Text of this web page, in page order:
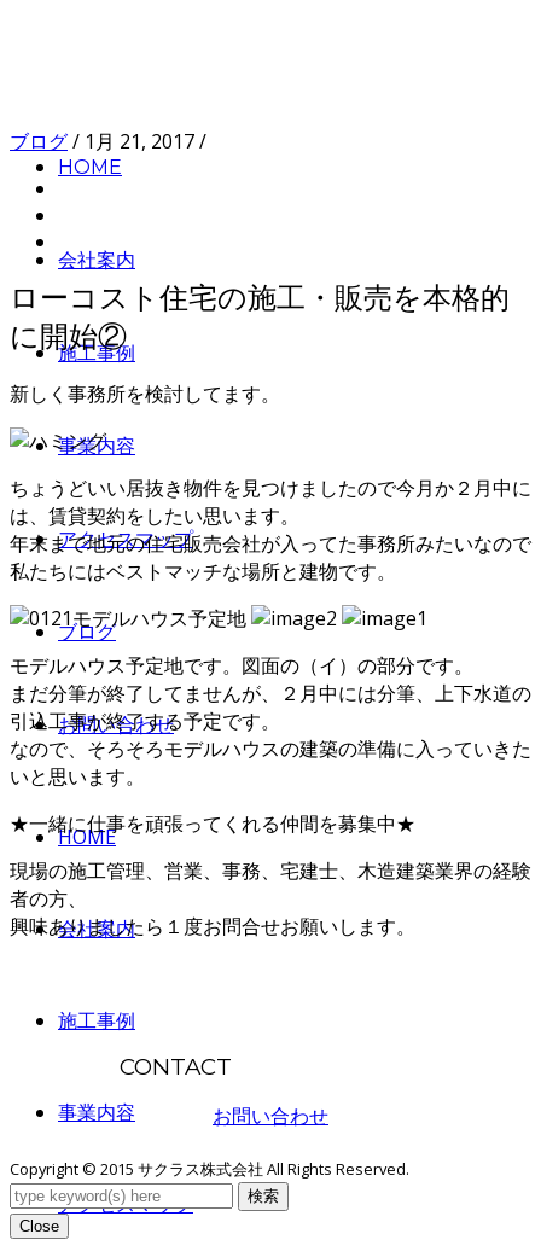
HOME
会社案内
施工事例
事業内容
アクセスマップ
ブログ
お問い合わせ
HOME
会社案内
施工事例
事業内容
アクセスマップ
ブログ/ 1月 21, 2017/
ローコスト住宅の施工・販売を本格的
に開始②
新しく事務所を検討してます。
ちょうどいい居抜き物件を見つけましたので今月か２月中に
は、賃貸契約をしたい思います。
年末まで地元の住宅販売会社が入ってた事務所みたいなので
私たちにはベストマッチな場所と建物です。
モデルハウス予定地です。図面の（イ）の部分です。
まだ分筆が終了してませんが、２月中には分筆、上下水道の
引込工事が終了する予定です。
なので、そろそろモデルハウスの建築の準備に入っていきた
いと思います。
★一緒に仕事を頑張ってくれる仲間を募集中★
現場の施工管理、営業、事務、宅建士、木造建築業界の経験
者の方、
興味ありましたら１度お問合せお願いします。
CONTACT
お問い合わせ
Copyright © 2015 サクラス株式会社 All Rights Reserved.
検索
Close